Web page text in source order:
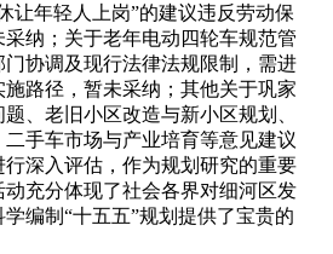
让年轻人上岗”的建议违反劳动保
纳；关于老年电动四轮车规范管
协调及现行法律法规限制，需进
路径，暂未采纳；其他关于巩家
、老旧小区改造与新小区规划、
手车市场与产业培育等意见建议
深入评估，作为规划研究的重要
充分体现了社会各界对细河区发
编制“十五五”规划提供了宝贵的